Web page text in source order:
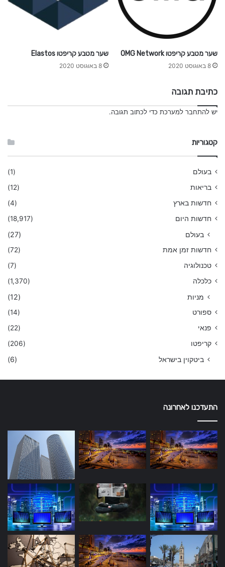
שער מטבע קריפטו OMG Network
8 באוגוסט 2020
שער מטבע קריפטו Elastos
8 באוגוסט 2020
כתיבת תגובה
יש להתחבר למערכת כדי לכתוב תגובה.
קטגוריות
בעולם
(1)
בריאות
(12)
חדשות בארץ
(4)
חדשות היום
(18,917)
בעולם (27)
חדשות זמן אמת
(72)
טכנולוגיה
(7)
כלכלה
(1,370)
מניות (12)
ספורט
(14)
פנאי
(22)
קריפטו
(206)
ביטקוין בישראל (6)
התעדכנו לאחרונה